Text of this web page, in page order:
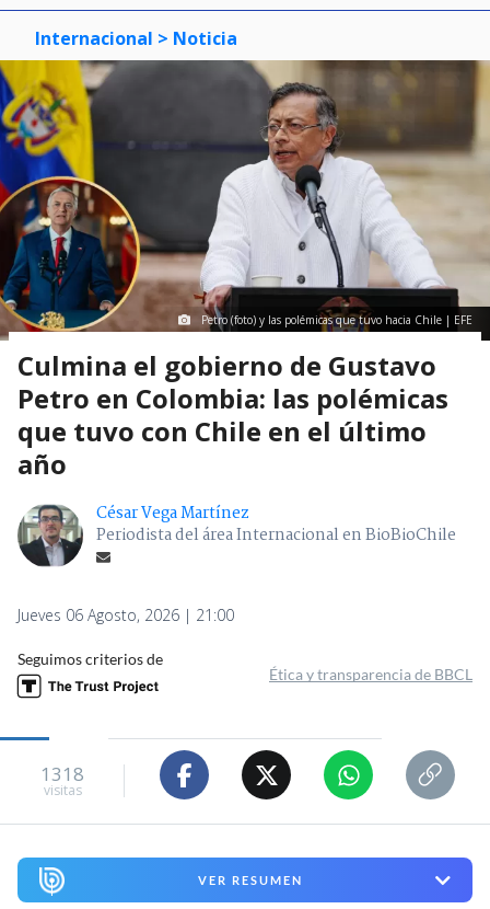
Internacional > Noticia
Petro (foto) y las polémicas que tuvo hacia Chile | EFE
Culmina el gobierno de Gustavo
Petro en Colombia: las polémicas
que tuvo con Chile en el último
año
César Vega Martínez
Periodista del área Internacional en BioBioChile
Jueves 06 Agosto, 2026 | 21:00
Seguimos criterios de
Ética y transparencia de BBCL
1318
visitas
VER RESUMEN